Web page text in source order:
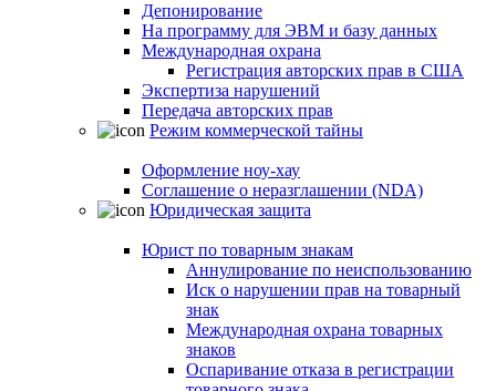
Депонирование
На программу для ЭВМ и базу данных
Международная охрана
Регистрация авторских прав в США
Экспертиза нарушений
Передача авторских прав
Режим коммерческой тайны
Оформление ноу-хау
Соглашение о неразглашении (NDA)
Юридическая защита
Юрист по товарным знакам
Аннулирование по неиспользованию
Иск о нарушении прав на товарный
знак
Международная охрана товарных
знаков
Оспаривание отказа в регистрации